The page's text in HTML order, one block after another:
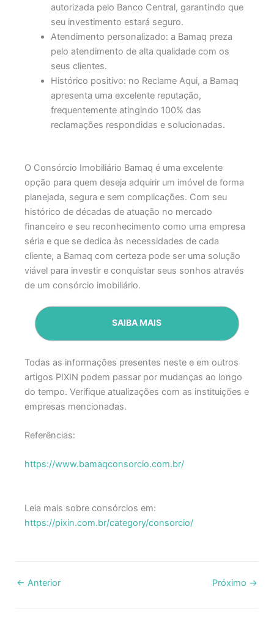
autorizada pelo Banco Central, garantindo que
seu investimento estará seguro.
Atendimento personalizado: a Bamaq preza
pelo atendimento de alta qualidade com os
seus clientes.
Histórico positivo: no Reclame Aqui, a Bamaq
apresenta uma excelente reputação,
frequentemente atingindo 100% das
reclamações respondidas e solucionadas.
O Consórcio Imobiliário Bamaq é uma excelente
opção para quem deseja adquirir um imóvel de forma
planejada, segura e sem complicações. Com seu
histórico de décadas de atuação no mercado
financeiro e seu reconhecimento como uma empresa
séria e que se dedica às necessidades de cada
cliente, a Bamaq com certeza pode ser uma solução
viável para investir e conquistar seus sonhos através
de um consórcio imobiliário.
SAIBA MAIS
Todas as informações presentes neste e em outros
artigos PIXIN podem passar por mudanças ao longo
do tempo. Verifique atualizações com as instituições e
empresas mencionadas.
Referências:
https://www.bamaqconsorcio.com.br/
Leia mais sobre consórcios em:
https://pixin.com.br/category/consorcio/
← Anterior Próximo →